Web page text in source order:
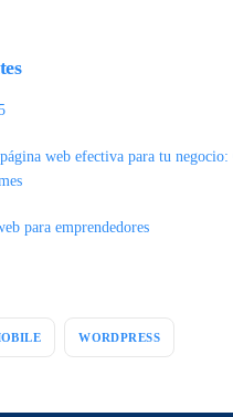
web efectiva para tu negocio:
para emprendedores
WORDPRESS